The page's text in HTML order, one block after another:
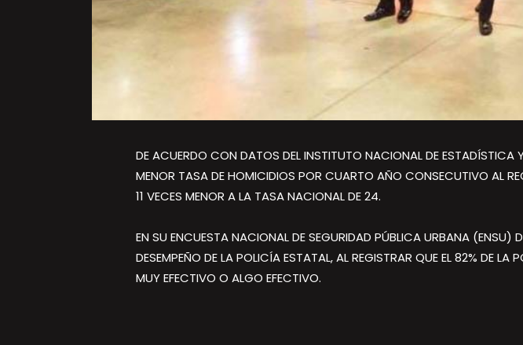
DE ACUERDO CON DATOS DEL INSTITUTO NACIONAL DE ESTADÍSTICA
MENOR TASA DE HOMICIDIOS POR CUARTO AÑO CONSECUTIVO AL
11 VECES MENOR A LA TASA NACIONAL DE 24.
EN SU ENCUESTA NACIONAL DE SEGURIDAD PÚBLICA URBANA (ENSU)
DESEMPEÑO DE LA POLICÍA ESTATAL, AL REGISTRAR QUE EL 82% DE
MUY EFECTIVO O ALGO EFECTIVO.